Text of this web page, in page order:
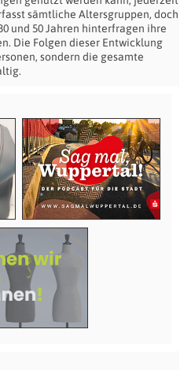
sämtliche Altersgruppen, doch
und 50 Jahren hinterfragen ihre
Die Folgen dieser Entwicklung
sondern die gesamte